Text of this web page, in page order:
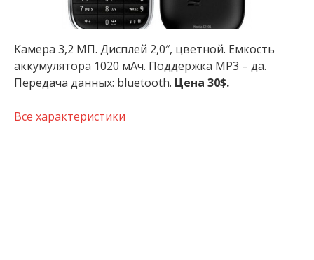
Камера 3,2 МП. Дисплей 2,0″, цветной. Емкость
аккумулятора 1020 мАч. Поддержка MP3 – да.
Передача данных: bluetooth. Цена 30$.
Все характеристики